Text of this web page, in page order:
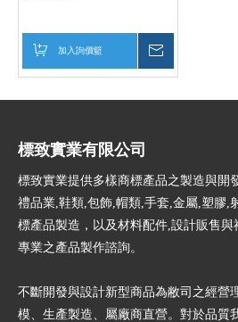
加入詢價籃
標致實業有限公司
標致實業提供多樣商標產品之製造與開
禮品業,鞋類,包飾,帽類,手套,金屬,塑膠,
標產品製造，以及材料配件,設計販售
專業之產品製作諮詢。
不斷開發與設計新型商品為敝司之經營
模、生產製造、屬廠商直營。對於品質